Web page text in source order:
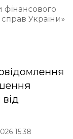
фінансового
України»
від
15:38